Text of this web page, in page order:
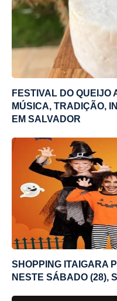
FESTIVAL DO
MÚSICA, TRADIÇÃO,
EM SALVADOR
SHOPPING ITAIGARA
NESTE SÁBADO (28),